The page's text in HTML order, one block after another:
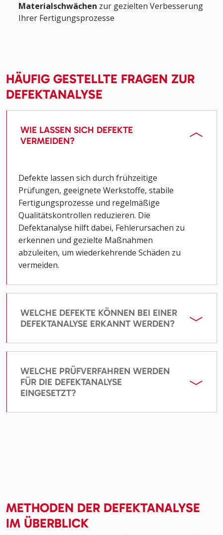
Materialschwächen zur gezielten Verbesserung
Ihrer Fertigungsprozesse
HÄUFIG GESTELLTE FRAGEN ZUR
DEFEKTANALYSE
WIE LASSEN SICH DEFEKTE
VERMEIDEN?
Defekte lassen sich durch frühzeitige
Prüfungen, geeignete Werkstoffe, stabile
Fertigungsprozesse und regelmäßige
Qualitätskontrollen reduzieren. Die
Defektanalyse hilft dabei, Fehlerursachen zu
erkennen und gezielte Maßnahmen
abzuleiten, um wiederkehrende Schäden zu
vermeiden.
WELCHE DEFEKTE KÖNNEN BEI EINER
DEFEKTANALYSE ERKANNT WERDEN?
WELCHE PRÜFVERFAHREN WERDEN
FÜR DIE DEFEKTANALYSE
EINGESETZT?
METHODEN DER DEFEKTANALYSE
IM ÜBERBLICK